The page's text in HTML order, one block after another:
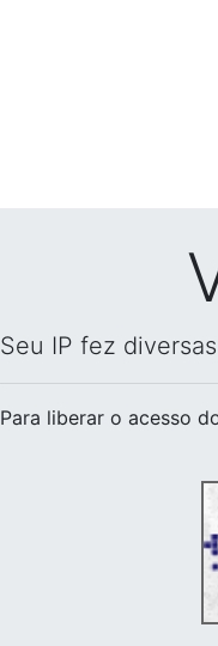
Seu IP fez
Para liberar o acesso